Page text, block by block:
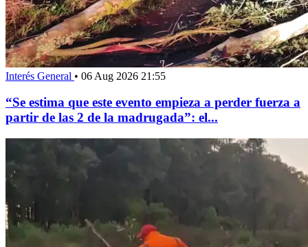
Interés General • 06 Aug 2026 21:55
“Se estima que este evento empieza a perder fuerza a
partir de las 2 de la madrugada”: el...